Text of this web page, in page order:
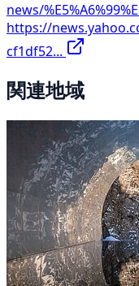
news/
https://
cf1df52...
関連地域